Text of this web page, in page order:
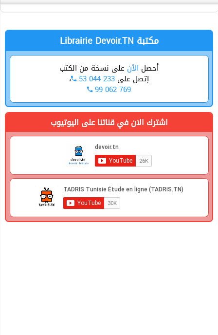
Librairie Devoir.TN مكتبة
أحصل الأن على نسخة من الكتب
إتصل على 53 044 233 ،
99 062 769
اشترك الان في قناتنا على اليوتيوب